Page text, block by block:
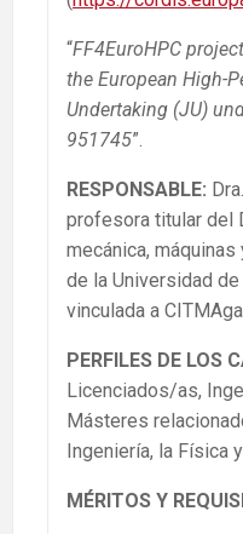
“FF4EuroHPC
the European High-
Undertaking (JU)
951745”.
RESPONSABLE:
profesora titular del
mecánica,
de la Universidad
vinculada a CITMAga.
PERFILES DE LOS
Licenciados/as,
Másteres
Ingeniería, la Física
MÉRITOS Y